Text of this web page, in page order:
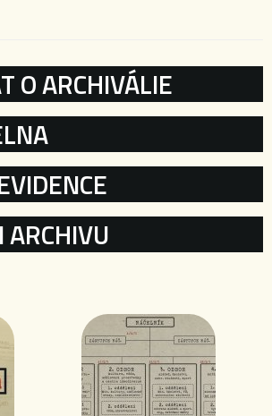
O ARCHIVÁLIE
ARCHIVU